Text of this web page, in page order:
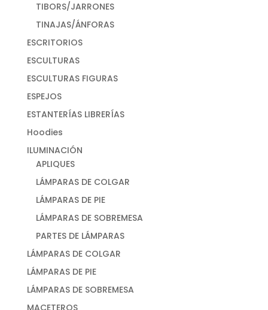
TIBORS/JARRONES
TINAJAS/ÁNFORAS
ESCRITORIOS
ESCULTURAS
ESCULTURAS FIGURAS
ESPEJOS
ESTANTERÍAS LIBRERÍAS
Hoodies
ILUMINACIÓN
APLIQUES
LÁMPARAS DE COLGAR
LÁMPARAS DE PIE
LÁMPARAS DE SOBREMESA
PARTES DE LÁMPARAS
LÁMPARAS DE COLGAR
LÁMPARAS DE PIE
LÁMPARAS DE SOBREMESA